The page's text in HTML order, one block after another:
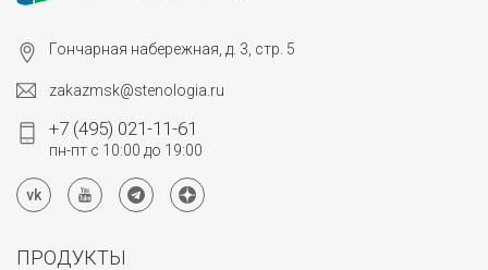
Гончарная набережная, д. 3, стр. 5
zakazmsk@stenologia.ru
+7 (495) 021-11-61
пн-пт с 10:00 до 19:00
ПРОДУКТЫ